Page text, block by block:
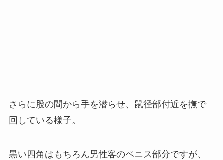
さらに股の間から手を潜らせ、鼠径部付近を撫で
回している様子。
黒い四角はもちろん男性客のペニス部分ですが、